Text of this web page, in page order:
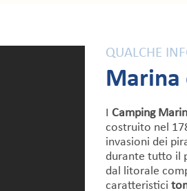
QUALCHE
Marina
I Camping
costruito nel
invasioni dei
durante tutto il
dal litorale
caratteristici